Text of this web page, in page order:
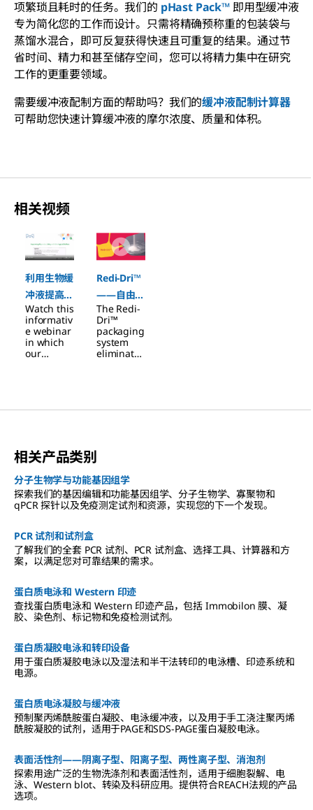
项繁琐且耗时的任务。我们的 pHast Pack™ 即用型缓冲液
专为简化您的工作而设计。只需将精确预称重的包装袋与
蒸馏水混合，即可反复获得快速且可重复的结果。通过节
省时间、精力和甚至储存空间，您可以将精力集中在研究
工作的更重要领域。
需要缓冲液配制方面的帮助吗？我们的缓冲液配制计算器
可帮助您快速计算缓冲液的摩尔浓度、质量和体积。
相关视频
利用生物缓
冲液提高可
重复性
Watch this
informativ
e webinar
in which
our
improve
using
biological
buffers.
Redi-Dri™
——自由流
动吸湿产品
的世界
The Redi-
Dri™
packaging
system
eliminates
that is
buffers
and
provides
free-
use
material
at all
相关产品类别
分子生物学与功能基因组学
探索我们的基因编辑和功能基因组学、分子生物学、寡聚物和
qPCR 探针以及免疫测定试剂和资源，实现您的下一个发现。
PCR 试剂和试剂盒
了解我们的全套 PCR 试剂、PCR 试剂盒、选择工具、计算器和方
案，以满足您对可靠结果的需求。
蛋白质电泳和 Western 印迹
查找蛋白质电泳和 Western 印迹产品，包括 Immobilon 膜、凝
胶、染色剂、标记物和免疫检测试剂。
蛋白质凝胶电泳和转印设备
用于蛋白质凝胶电泳以及湿法和半干法转印的电泳槽、印迹系统和
电源。
蛋白质电泳凝胶与缓冲液
预制聚丙烯酰胺蛋白凝胶、电泳缓冲液，以及用于手工浇注聚丙烯
酰胺凝胶的试剂，适用于PAGE和SDS-PAGE蛋白凝胶电泳。
表面活性剂——阴离子型、阳离子型、两性离子型、消泡剂
探索用途广泛的生物洗涤剂和表面活性剂，适用于细胞裂解、电
泳、Western blot、转染及科研应用。提供符合REACH法规的产品
选项。